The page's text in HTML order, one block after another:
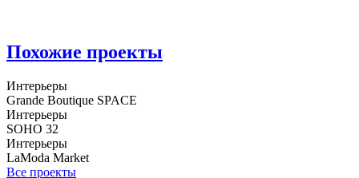
Похожие проекты
Интерьеры
Grande Boutique SPACE
Интерьеры
SOHO 32
Интерьеры
LaModa Market
Все проекты